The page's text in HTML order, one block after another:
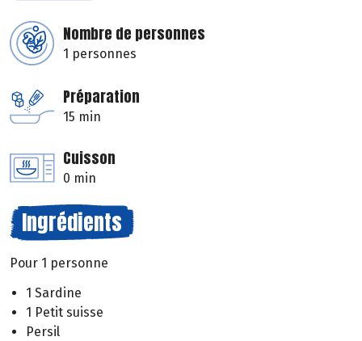
Nombre de personnes
1 personnes
Préparation
15 min
Cuisson
0 min
Ingrédients
Pour 1 personne
1 Sardine
1 Petit suisse
Persil